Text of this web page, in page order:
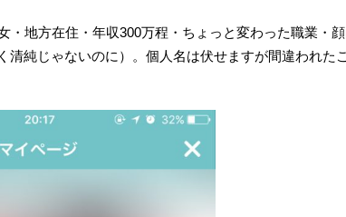
・地方在住・年収300万程・ちょっと変わった職業・
清純じゃないのに）。個人名は伏せますが間違われた